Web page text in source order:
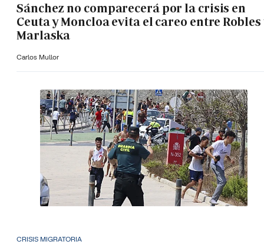
Sánchez no comparecerá por la crisis en
Ceuta y Moncloa evita el careo entre Robles
Marlaska
Carlos Mullor
CRISIS MIGRATORIA